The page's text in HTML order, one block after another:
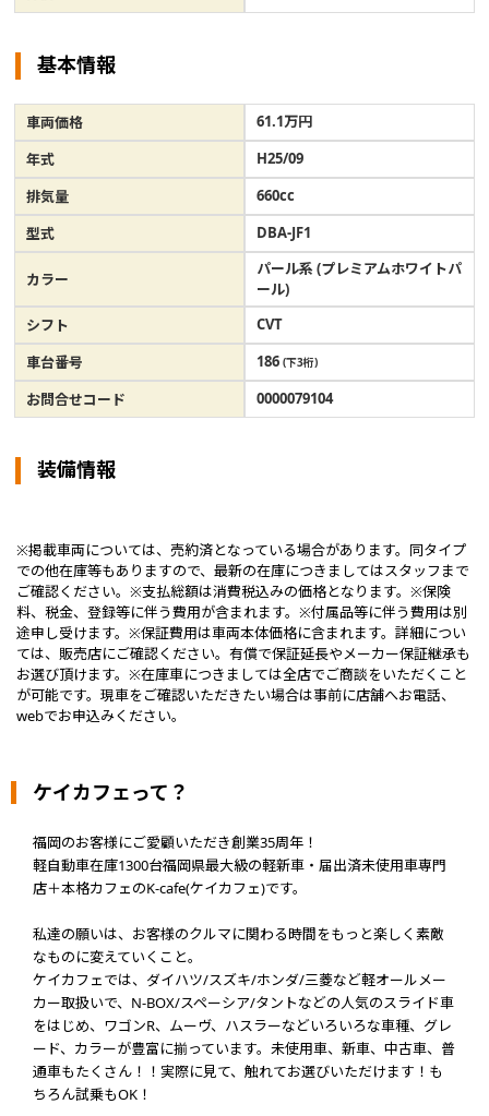
基本情報
車両価格
61.1万円
年式
H25/09
排気量
660cc
型式
DBA-JF1
カラー
パール系 (プレミアムホワイトパ
ール)
シフト
CVT
車台番号
186 (下3桁)
お問合せコード 0000079104
装備情報
※掲載車両については、売約済となっている場合があります。同タイプ
での他在庫等もありますので、最新の在庫につきましてはスタッフまで
ご確認ください。※支払総額は消費税込みの価格となります。※保険
料、税金、登録等に伴う費用が含まれます。※付属品等に伴う費用は別
途申し受けます。※保証費用は車両本体価格に含まれます。詳細につい
ては、販売店にご確認ください。有償で保証延長やメーカー保証継承も
お選び頂けます。※在庫車につきましては全店でご商談をいただくこと
が可能です。現車をご確認いただきたい場合は事前に店舗へお電話、
webでお申込みください。
ケイカフェって？
福岡のお客様にご愛顧いただき創業35周年！
軽自動車在庫1300台福岡県最大級の軽新車・届出済未使用車専門
店＋本格カフェのK-cafe(ケイカフェ)です。
私達の願いは、お客様のクルマに関わる時間をもっと楽しく素敵
なものに変えていくこと。
ケイカフェでは、ダイハツ/スズキ/ホンダ/三菱など軽オールメー
カー取扱いで、N-BOX/スペーシア/タントなどの人気のスライド車
をはじめ、ワゴンR、ムーヴ、ハスラーなどいろいろな車種、グレ
ード、カラーが豊富に揃っています。未使用車、新車、中古車、普
通車もたくさん！！実際に見て、触れてお選びいただけます！も
ちろん試乗もOK！